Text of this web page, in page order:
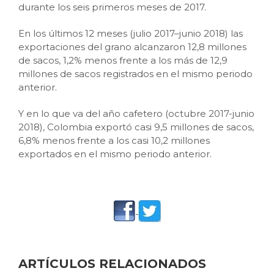
durante los seis primeros meses de 2017.
En los últimos 12 meses (julio 2017–junio 2018) las
exportaciones del grano alcanzaron 12,8 millones
de sacos, 1,2% menos frente a los más de 12,9
millones de sacos registrados en el mismo periodo
anterior.
Y en lo que va del año cafetero (octubre 2017-junio
2018), Colombia exportó casi 9,5 millones de sacos,
6,8% menos frente a los casi 10,2 millones
exportados en el mismo periodo anterior.
ARTÍCULOS RELACIONADOS